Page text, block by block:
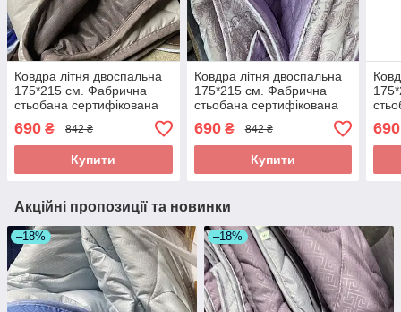
Ковдра літня двоспальна
175*215 см. Фабрична
стьобана сертифікована
ковдра ODA
690 ₴ 842 ₴
Купити
Ковдра літня двоспальна
175*215 см. Фабрична
стьобана сертифікована
ковдра ODA
690₴ 842 ₴
Купити
690
Акційні пропозиції та новинки
–18% –18%